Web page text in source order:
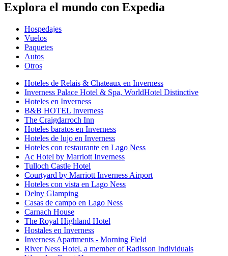
Explora el mundo con Expedia
Hospedajes
Vuelos
Paquetes
Autos
Otros
Hoteles de Relais & Chateaux en Inverness
Inverness Palace Hotel & Spa, WorldHotel Distinctive
Hoteles en Inverness
B&B HOTEL Inverness
The Craigdarroch Inn
Hoteles baratos en Inverness
Hoteles de lujo en Inverness
Hoteles con restaurante en Lago Ness
Ac Hotel by Marriott Inverness
Tulloch Castle Hotel
Courtyard by Marriott Inverness Airport
Hoteles con vista en Lago Ness
Delny Glamping
Casas de campo en Lago Ness
Carnach House
The Royal Highland Hotel
Hostales en Inverness
Inverness Apartments - Morning Field
River Ness Hotel, a member of Radisson Individuals